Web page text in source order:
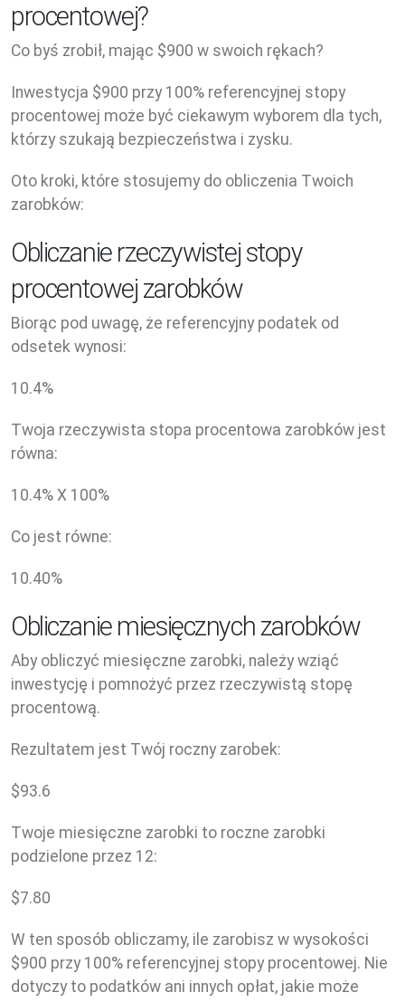
procentowej?
Co byś zrobił, mając $900 w swoich rękach?
Inwestycja $900 przy 100% referencyjnej stopy
procentowej może być ciekawym wyborem dla tych,
którzy szukają bezpieczeństwa i zysku.
Oto kroki, które stosujemy do obliczenia Twoich
zarobków:
Obliczanie rzeczywistej stopy
procentowej zarobków
Biorąc pod uwagę, że referencyjny podatek od
odsetek wynosi:
10.4%
Twoja rzeczywista stopa procentowa zarobków jest
równa:
10.4% X 100%
Co jest równe:
10.40%
Obliczanie miesięcznych zarobków
Aby obliczyć miesięczne zarobki, należy wziąć
inwestycję i pomnożyć przez rzeczywistą stopę
procentową.
Rezultatem jest Twój roczny zarobek:
$93.6
Twoje miesięczne zarobki to roczne zarobki
podzielone przez 12:
$7.80
W ten sposób obliczamy, ile zarobisz w wysokości
$900 przy 100% referencyjnej stopy procentowej. Nie
dotyczy to podatków ani innych opłat, jakie może